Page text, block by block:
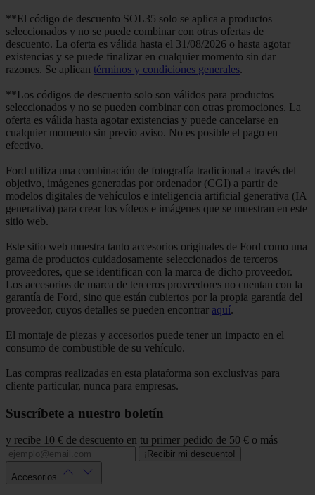
**El código de descuento SOL35 solo se aplica a productos
seleccionados y no se puede combinar con otras ofertas de
descuento. La oferta es válida hasta el 31/08/2026 o hasta agotar
existencias y se puede finalizar en cualquier momento sin dar
razones. Se aplican términos y condiciones generales.
**Los códigos de descuento solo son válidos para productos
seleccionados y no se pueden combinar con otras promociones. La
oferta es válida hasta agotar existencias y puede cancelarse en
cualquier momento sin previo aviso. No es posible el pago en
efectivo.
Ford utiliza una combinación de fotografía tradicional a través del
objetivo, imágenes generadas por ordenador (CGI) a partir de
modelos digitales de vehículos e inteligencia artificial generativa (IA
generativa) para crear los vídeos e imágenes que se muestran en este
sitio web.
Este sitio web muestra tanto accesorios originales de Ford como una
gama de productos cuidadosamente seleccionados de terceros
proveedores, que se identifican con la marca de dicho proveedor.
Los accesorios de marca de terceros proveedores no cuentan con la
garantía de Ford, sino que están cubiertos por la propia garantía del
proveedor, cuyos detalles se pueden encontrar aquí.
El montaje de piezas y accesorios puede tener un impacto en el
consumo de combustible de su vehículo.
Las compras realizadas en esta plataforma son exclusivas para
cliente particular, nunca para empresas.
Suscríbete a nuestro boletín
y recibe 10 € de descuento en tu primer pedido de 50 € o más
¡Recibir mi descuento!
Accesorios